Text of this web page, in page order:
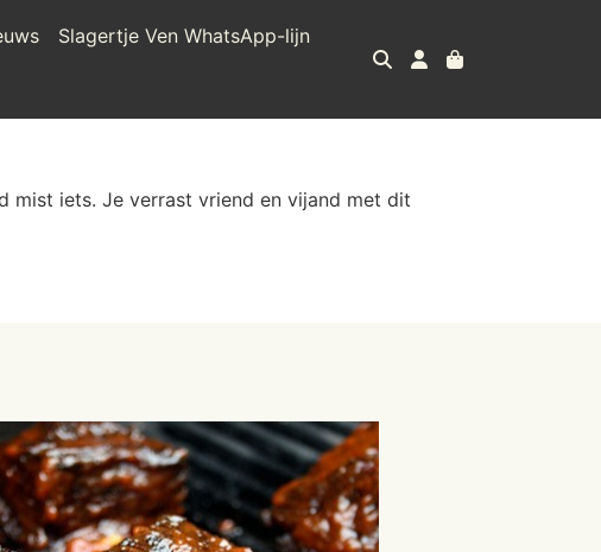
Slagertje Ven WhatsApp-lijn
mist iets. Je verrast vriend en vijand met dit